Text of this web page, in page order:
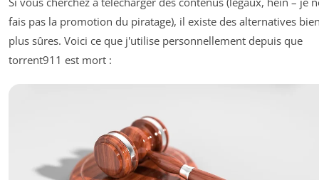
fais pas la promotion du piratage), il existe des alternatives
plus sûres. Voici ce que j'utilise personnellement depuis que
torrent911 est mort :